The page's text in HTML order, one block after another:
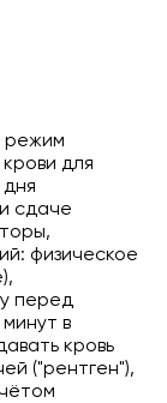
режим
для
сдаче
физическое
перед
в
кровь
("рентген"),